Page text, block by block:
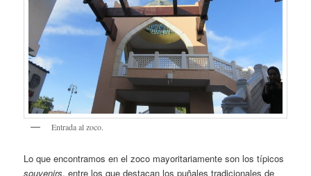
Entrada al zoco.
Lo que encontramos en el zoco mayoritariamente son los típicos
souvenirs, entre los que destacan los puñales tradicionales de